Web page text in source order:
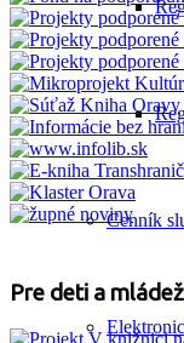
Cenník
Pre deti a mládež